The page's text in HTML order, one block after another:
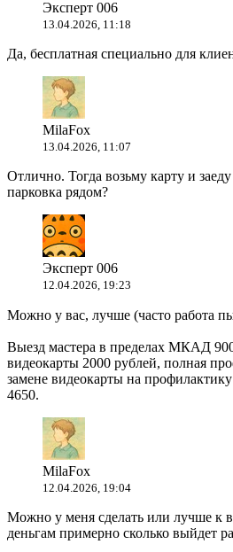
Эксперт 006
13.04.2026, 11:18
Да, бесплатная специально для
MilaFox
13.04.2026, 11:07
Отлично. Тогда возьму карту и
парковка рядом?
Эксперт 006
12.04.2026, 19:23
Можно у вас, лучше (часто работа
Выезд мастера в пределах МКАД
видеокарты 2000 рублей, полная
замене видеокарты на
4650.
MilaFox
12.04.2026, 19:04
Можно у меня сделать или лучше к
деньгам примерно сколько выйдет